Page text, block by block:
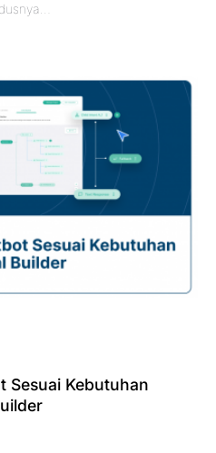
Sesuai Kebutuhan